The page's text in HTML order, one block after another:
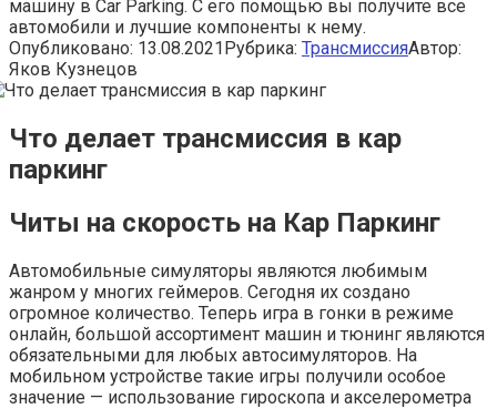
машину в Car Parking. С его помощью вы получите все
автомобили и лучшие компоненты к нему.
Опубликовано: 13.08.2021Рубрика: ТрансмиссияАвтор:
Яков Кузнецов
Что делает трансмиссия в кар
паркинг
Читы на скорость на Кар Паркинг
Автомобильные симуляторы являются любимым
жанром у многих геймеров. Сегодня их создано
огромное количество. Теперь игра в гонки в режиме
онлайн, большой ассортимент машин и тюнинг являются
обязательными для любых автосимуляторов. На
мобильном устройстве такие игры получили особое
значение — использование гироскопа и акселерометра